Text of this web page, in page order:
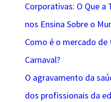
Corporativas: O Que a
nos Ensina Sobre o
Como é o mercado
Carnaval?
O agravamento da
dos profissionais da